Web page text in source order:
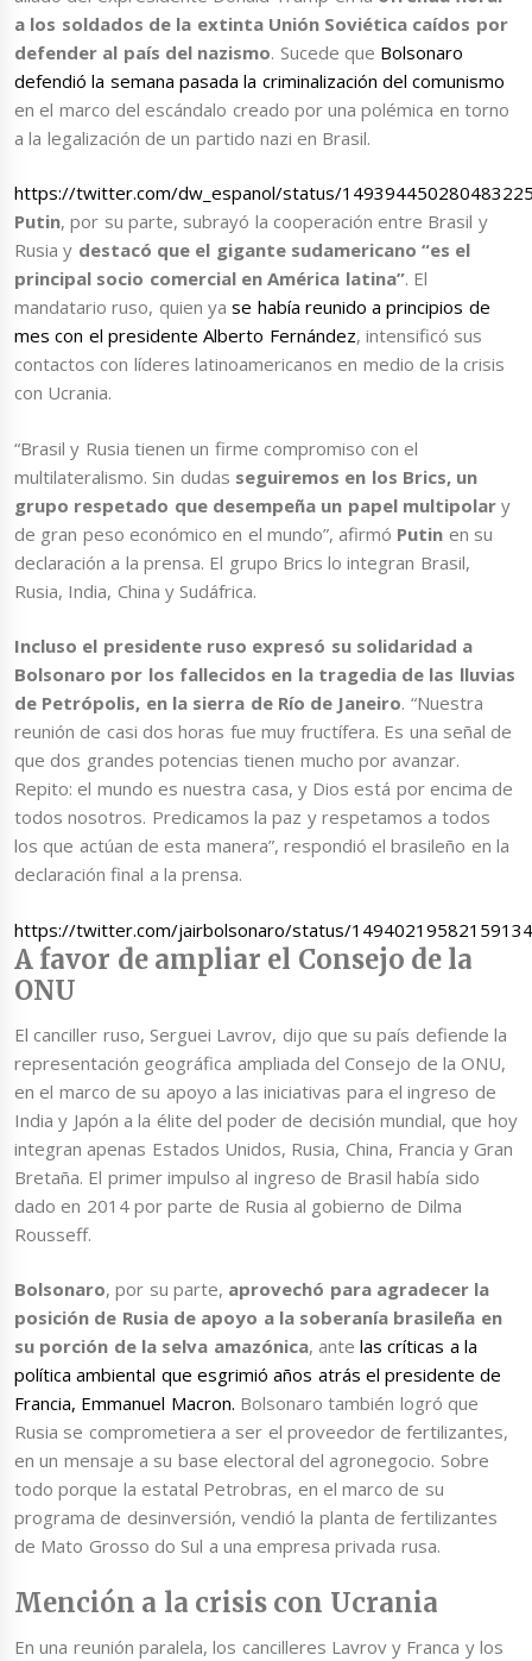
a los soldados de la extinta Unión Soviética caídos por
defender al país del nazismo. Sucede que Bolsonaro
defendió la semana pasada la criminalización del comunismo
en el marco del escándalo creado por una polémica en torno
a la legalización de un partido nazi en Brasil.
https://twitter.com/dw_espanol/status/
Putin, por su parte, subrayó la cooperación entre Brasil y
Rusia y destacó que el gigante sudamericano “es el
principal socio comercial en América latina”. El
mandatario ruso, quien yase había reunido a principios de
mes con el presidente Alberto Fernández, intensificó sus
contactos con líderes latinoamericanos en medio de la crisis
con Ucrania.
“Brasil y Rusia tienen un firme compromiso con el
multilateralismo. Sin dudas seguiremos en los Brics, un
grupo respetado que desempeña un papel multipolary
de gran peso económico en el mundo”, afirmó Putin en su
declaración a la prensa. El grupo Brics lo integran Brasil,
Rusia, India, China y Sudáfrica.
Incluso el presidente ruso expresó su solidaridad a
Bolsonaro por los fallecidos en la tragedia de las lluvias
de Petrópolis, en la sierra de Río de Janeiro. “Nuestra
reunión de casi dos horas fue muy fructífera. Es una señal de
que dos grandes potencias tienen mucho por avanzar.
Repito: el mundo es nuestra casa, y Dios está por encima de
todos nosotros. Predicamos la paz y respetamos a todos
los que actúan de esta manera”, respondió el brasileño en la
declaración final a la prensa.
https://twitter.com/jairbolsonaro/status/
A favor de ampliar el Consejo de la
ONU
El canciller ruso, Serguei Lavrov, dijo que su país defiende la
representación geográfica ampliada del Consejo de la ONU,
en el marco de su apoyo a las iniciativas para el ingreso de
India y Japón a la élite del poder de decisión mundial, que hoy
integran apenas Estados Unidos, Rusia, China, Francia y Gran
Bretaña. El primer impulso al ingreso de Brasil había sido
dado en 2014 por parte de Rusia al gobierno de Dilma
Rousseff.
Bolsonaro, por su parte, aprovechó para agradecer la
posición de Rusia de apoyo a la soberanía brasileña en
su porción de la selva amazónica, ante las críticas a la
política ambiental que esgrimió años atrás el presidente de
Francia, Emmanuel Macron. Bolsonaro también logró que
Rusia se comprometiera a ser el proveedor de fertilizantes,
en un mensaje a su base electoral del agronegocio. Sobre
todo porque la estatal Petrobras, en el marco de su
programa de desinversión, vendió la planta de fertilizantes
de Mato Grosso do Sul a una empresa privada rusa.
Mención a la crisis con Ucrania
En una reunión paralela, los cancilleres Lavrov y Franca y los